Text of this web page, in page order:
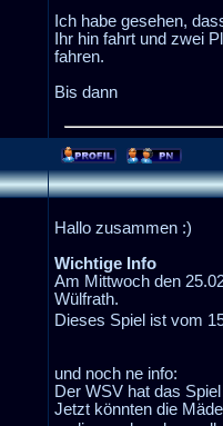
Ich habe gesehen,
Ihr hin fahrt und zwei
fahren.
Bis dann
Hallo zusammen :)
Wichtige Info
Am Mittwoch den
Wülfrath.
Dieses Spiel ist vom
und noch ne info:
Der WSV hat das
Jetzt könnten die